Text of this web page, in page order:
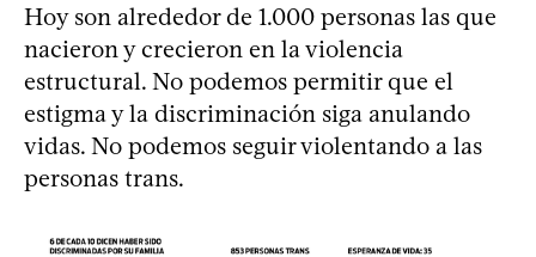
Hoy son alrededor de 1.000 personas las que
nacieron y crecieron en la violencia
estructural. No podemos permitir que el
estigma y la discriminación siga anulando
vidas. No podemos seguir violentando a las
personas trans.